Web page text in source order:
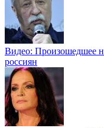
Видео: Произошедшее
россиян